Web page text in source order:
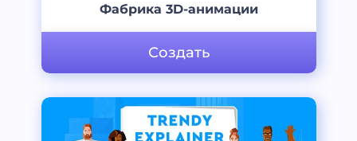
Фабрика 3D-анимации
Создать